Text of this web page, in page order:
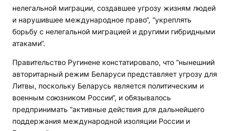
нелегальной миграции, создавшее угрозу жизням людей
и нарушившее международное право“, “укреплять
борьбу с нелегальной миграцией и другими гибридными
атаками“.
Правительство Ругинене констатировало, что “нынешний
авторитарный режим Беларуси представляет угрозу для
Литвы, поскольку Беларусь является политическим и
военным союзником России“, и обязывалось
предпринимать “активные действия для дальнейшего
поддержания международной изоляции России и